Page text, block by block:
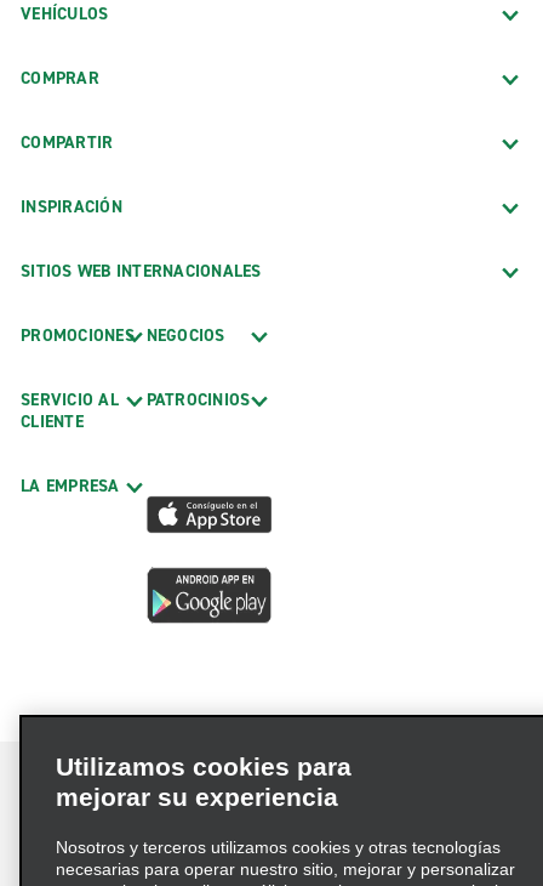
VEHÍCULOS
COMPRAR
COMPARTIR
INSPIRACIÓN
SITIOS WEB INTERNACIONALES
PROMOCIONES
SERVICIO AL
CLIENTE
LA EMPRESA
NEGOCIOS
PATROCINIOS
Términos de uso
Política de privacidad
Utilizamos cookies para
mejorar su experiencia
Nosotros y terceros utilizamos cookies y otras tecnologías
necesarias para operar nuestro sitio, mejorar y personalizar